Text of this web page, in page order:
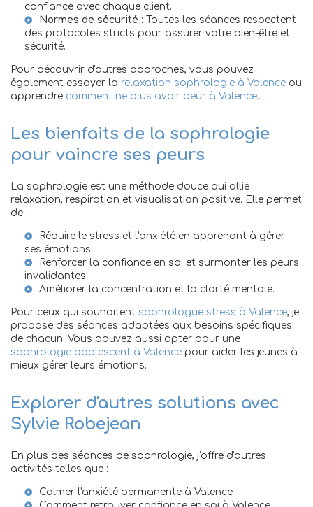
confiance avec chaque client.
Normes de sécurité : Toutes les séances respectent
des protocoles stricts pour assurer votre bien-être et
sécurité.
Pour découvrir d'autres approches, vous pouvez
également essayer la relaxation sophrologie à Valence ou
apprendre comment ne plus avoir peur à Valence.
Les bienfaits de la sophrologie
pour vaincre ses peurs
La sophrologie est une méthode douce qui allie
relaxation, respiration et visualisation positive. Elle permet
de :
Réduire le stress et l'anxiété en apprenant à gérer
ses émotions.
Renforcer la confiance en soi et surmonter les peurs
invalidantes.
Améliorer la concentration et la clarté mentale.
Pour ceux qui souhaitent sophrologue stress à Valence, je
propose des séances adaptées aux besoins spécifiques
de chacun. Vous pouvez aussi opter pour une
sophrologie adolescent à Valence pour aider les jeunes à
mieux gérer leurs émotions.
Explorer d'autres solutions avec
Sylvie Robejean
En plus des séances de sophrologie, j'offre d'autres
activités telles que :
Calmer l'anxiété permanente à Valence